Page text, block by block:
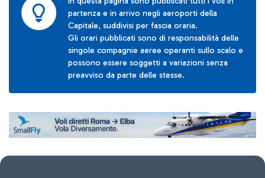
partenza e in arrivo negli aeroporti della
Capitale, suddivisi per fascia oraria.
Gli orari pubblicati sono di responsabilità delle
singole compagnie aeree operanti sullo scalo e
possono essere soggetti a variazioni senza
preavviso da parte delle stesse.